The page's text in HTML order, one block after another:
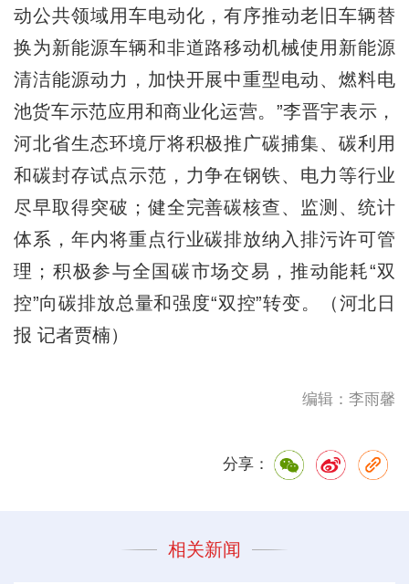
动公共领域用车电动化，有序推动老旧车辆替
换为新能源车辆和非道路移动机械使用新能源
清洁能源动力，加快开展中重型电动、燃料电
池货车示范应用和商业化运营。”李晋宇表示，
河北省生态环境厅将积极推广碳捕集、碳利用
和碳封存试点示范，力争在钢铁、电力等行业
尽早取得突破；健全完善碳核查、监测、统计
体系，年内将重点行业碳排放纳入排污许可管
理；积极参与全国碳市场交易，推动能耗“双
控”向碳排放总量和强度“双控”转变。（河北日
报 记者贾楠）
编辑：李雨馨
分享：
相关新闻